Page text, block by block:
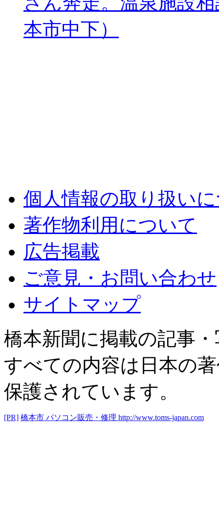
本市中下）
個人情報の取り扱い
著作物利用について
広告掲載
ご意見・お問い合わせ
サイトマップ
橋本新聞に掲載の記事
すべての内容は日本の
保護されています。
[PR] 橋本市 パソコン販売・修理 http://www.toms-japan.com